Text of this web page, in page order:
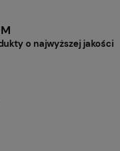
o najwyższej jakości